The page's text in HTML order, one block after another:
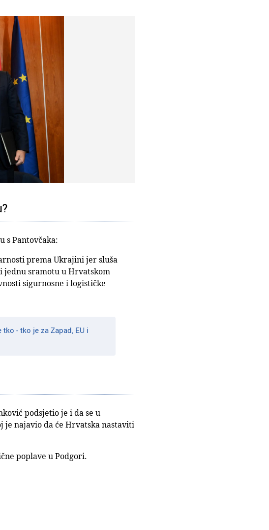
s Pantovčaka:
prema Ukrajini jer sluša
sramotu u Hrvatskom
sigurnosne i logističke
- tko je za Zapad, EU i
podsjetio je i da se u
je najavio da će Hrvatska nastaviti
poplave u Podgori.